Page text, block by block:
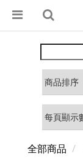
全部商品